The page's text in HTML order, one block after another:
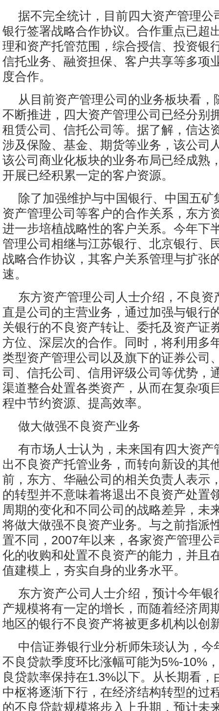
据不完全统计，目前四大资产管理公
银行签署战略合作协议。合作重点已超
理和资产托管范围，综合授信、投资银
信托业务、融资担保、客户共享等多项
度合作。
从目前资产管理公司的业务板块看，
不断推进，四大资产管理公司已经分别
租赁公司、信托公司等。据了解，信达
涉及保险、基金、期货等业务，该公司
该公司商业化板块的业务布局已经成熟
开展已经积累一定的客户资源。
除了加强维护与中国银行、中国五矿
资产管理公司等客户的合作关系，东方
进一步培植战略性的客户关系。今年下
管理公司相继与江苏银行、北京银行、
战略合作协议，其客户关系管理与扩张
速。
东方资产管理公司人士介绍，不良资
直是公司的主营业务，通过加强与银行
关银行的不良资产转让、委托及资产证
方位、深层次的合作。同时，将利用多
类型资产管理公司以及旗下的证券公司
司、信托公司、信用评级公司等优势，
渠道整合处置各类资产，从而在复杂项
程中节约资源、提高效率。
做大做强不良资产业务
有市场人士认为，未来国有四大资产
出不良资产托管业务，而转向新设的其
前，东方、华融公司的相关负责人表示
的转型并不意味着将退出不良资产处置
周期的变化和不同公司的战略差异，未
将做大做强不良资产业务。与之前指派
置不同，2007年以来，各家资产管理公
化的收购和处置不良资产的能力，并且
值建模上，夯实自身的业务水平。
东方资产公司人士介绍，预计今年银
产规模将有一定的增长，而随着经济周
地区的银行不良资产将被更多机构以创
中信证券银行业分析师朱琰认为，今
不良贷款季度环比涨幅可能为5%-10%
良贷款率保持在1.3%以下。从长期看，
中枢将逐渐下行，在经济结构转型的过
的不良贷款规模将步入上升期，预计未